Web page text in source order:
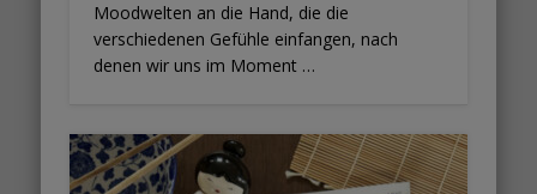
Moodwelten an die Hand, die die
verschiedenen Gefühle einfangen, nach
denen wir uns im Moment …